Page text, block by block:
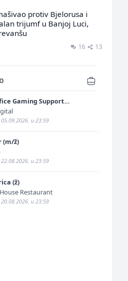
protiv Bjelorusa i
trijumf u Banjoj Luci,
16 13
Gaming Support
with German and English
u 23:59
(m/ž)
u 23:59
(ž)
Restaurant
u 23:59